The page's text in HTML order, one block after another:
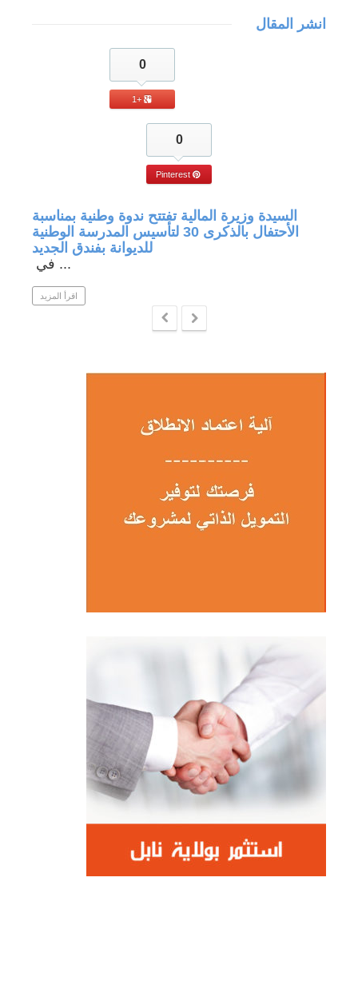
انشر المقال
0
+1
0
Pinterest
السيدة وزيرة المالية تفتتح ندوة وطنية بمناسبة
الأحتفال بالذكرى 30 لتأسيس المدرسة الوطنية
للديوانة بفندق الجديد
في ...
اقرأ المزيد